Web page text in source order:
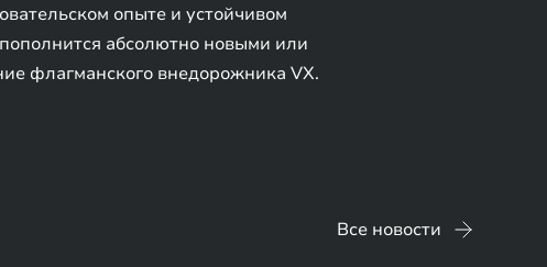
опыте и устойчивом
абсолютно новыми или
флагманского внедорожника VX.
Все новости